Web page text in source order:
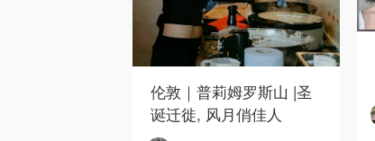
伦敦｜普莉姆罗斯山 |圣
诞迁徙, 风月俏佳人